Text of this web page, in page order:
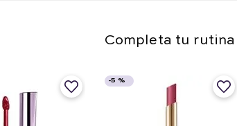
Completa tu rutina
-5 %